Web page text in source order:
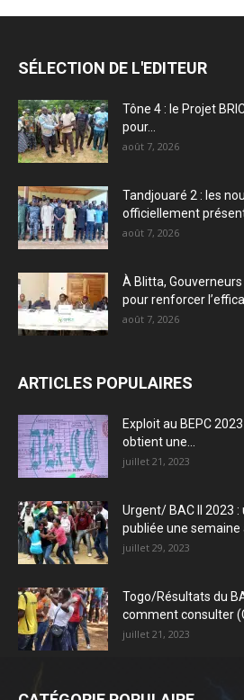
SÉLECTION DE L'EDITEUR
Tône 4 : le Projet
pour...
août 7, 2026
Tandjouaré 2 : les
officiellement
août 7, 2026
À Blitta,
pour renforcer
août 7, 2026
ARTICLES POPULAIRES
Exploit au BEPC
obtient une...
juillet 21, 2023
Urgent/ BAC II 2023
publiée une semaine
juillet 29, 2023
Togo/Résultats du
comment consulter
juillet 21, 2023